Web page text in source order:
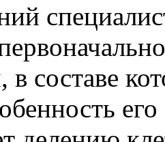
в составе